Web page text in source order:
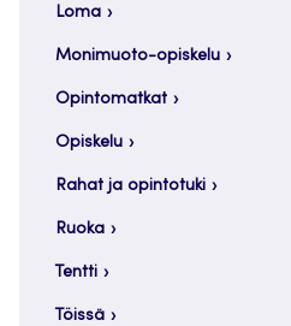
Loma
Monimuoto-opiskelu
Opintomatkat
Opiskelu
Rahat ja opintotuki
Ruoka
Tentti
Töissä